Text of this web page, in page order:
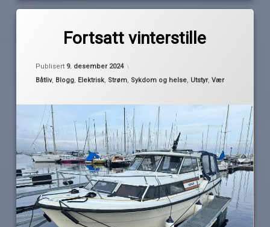
Fortsatt vinterstille
Publisert 9. desember 2024
Kategorier:
Båtliv, Blogg, Elektrisk, Strøm, Sykdom og helse, Utstyr,Vær
lensepumpe
vinterstille